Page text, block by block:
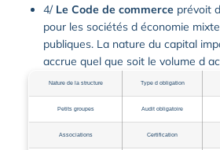
4/ Le Code de commerce prévoit
pour les sociétés d économie
publiques. La nature du capital
accrue quel que soit le volume d
Nature de la structure Type d obligation
Petits groupes Audit obligatoire
Associations Certification